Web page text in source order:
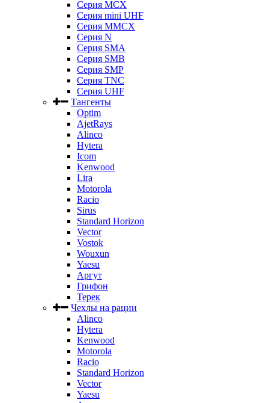
Серия MCX
Серия mini UHF
Серия MMCX
Серия N
Серия SMA
Серия SMB
Серия SMP
Серия TNC
Серия UHF
Тангенты
Optim
AjetRays
Alinco
Hytera
Icom
Kenwood
Lira
Motorola
Racio
Sirus
Standard Horizon
Vector
Vostok
Wouxun
Yaesu
Аргут
Грифон
Терек
Чехлы на рации
Alinco
Hytera
Kenwood
Motorola
Racio
Standard Horizon
Vector
Yaesu